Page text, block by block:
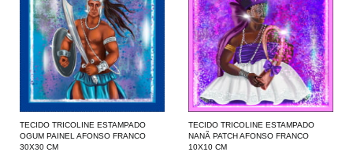
TECIDO TRICOLINE ESTAMPADO
OGUM PAINEL AFONSO FRANCO
30X30 CM
TECIDO TRICOLINE ESTAMPADO
NANÃ PATCH AFONSO FRANCO
10X10 CM